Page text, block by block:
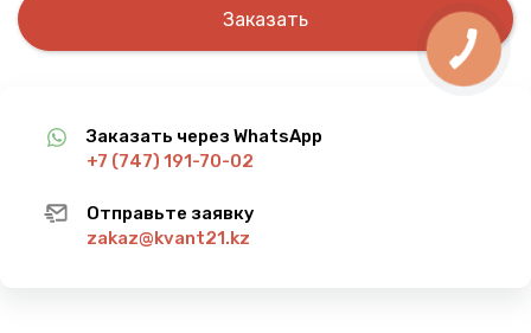
Заказать
Заказать через WhatsApp
+7 (747) 191-70-02
Отправьте заявку
zakaz@kvant21.kz
КНОПКА
СВЯЗИ